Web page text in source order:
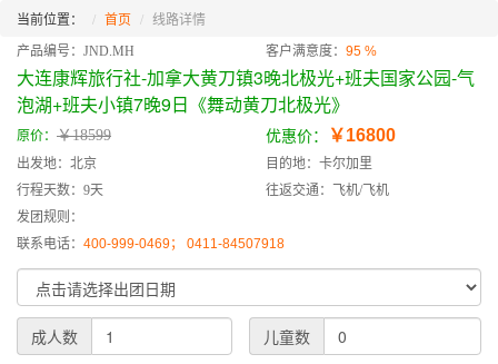
当前位置： 首页 线路详情
产品编号：JND.MH 客户满意度： 95 %
大连康辉旅行社-加拿大黄刀镇3晚北极光+班夫国家公园-气
泡湖+班夫小镇7晚9日《舞动黄刀北极光》
原价： ￥18599 优惠价： ￥16800
出发地：北京
目的地：卡尔加里
行程天数：9天
往返交通：飞机/飞机
发团规则：
联系电话： 400-999-0469； 0411-84507918
成人数 儿童数